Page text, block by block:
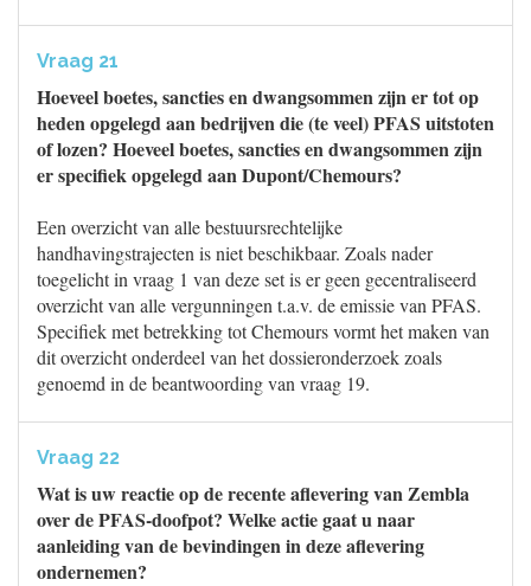
Vraag 21
Hoeveel boetes, sancties en dwangsommen zijn er tot op
heden opgelegd aan bedrijven die (te veel) PFAS uitstoten
of lozen? Hoeveel boetes, sancties en dwangsommen zijn
er specifiek opgelegd aan Dupont/Chemours?
Een overzicht van alle bestuursrechtelijke
handhavingstrajecten is niet beschikbaar. Zoals nader
toegelicht in vraag 1 van deze set is er geen gecentraliseerd
overzicht van alle vergunningen t.a.v. de emissie van PFAS.
Specifiek met betrekking tot Chemours vormt het maken van
dit overzicht onderdeel van het dossieronderzoek zoals
genoemd in de beantwoording van vraag 19.
Vraag 22
Wat is uw reactie op de recente aflevering van Zembla
over de PFAS-doofpot? Welke actie gaat u naar
aanleiding van de bevindingen in deze aflevering
ondernemen?